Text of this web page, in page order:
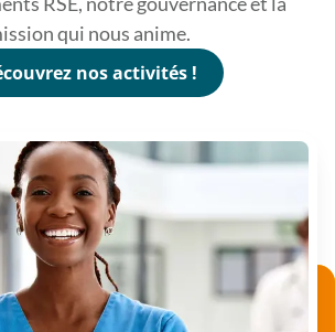
qui nous anime.
nos activités !